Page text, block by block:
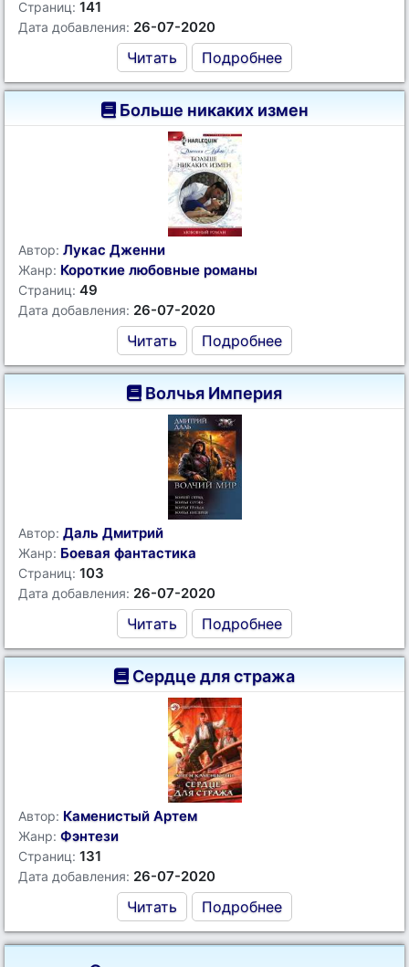
Страниц: 141
Дата добавления: 26-07-2020
Читать Подробнее
Больше никаких измен
Автор: Лукас Дженни
Жанр: Короткие любовные романы
Страниц: 49
Дата добавления: 26-07-2020
Читать Подробнее
Волчья Империя
Автор: Даль Дмитрий
Жанр: Боевая фантастика
Страниц: 103
Дата добавления: 26-07-2020
Читать Подробнее
Сердце для стража
Автор: Каменистый Артем
Жанр: Фэнтези
Страниц: 131
Дата добавления: 26-07-2020
Читать Подробнее